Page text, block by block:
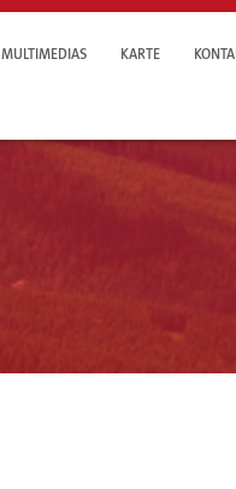
MULTIMEDIAS KARTE